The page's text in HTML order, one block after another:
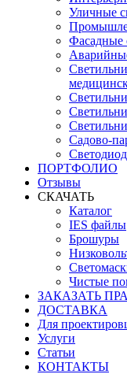
Уличные
Фасадные
Садово-
ПОРТФОЛИО
Отзывы
СКАЧАТЬ
Каталог
IES файлы
Брошуры
Чистые
ЗАКАЗАТЬ
ДОСТАВКА
Для
Услуги
Статьи
КОНТАКТЫ